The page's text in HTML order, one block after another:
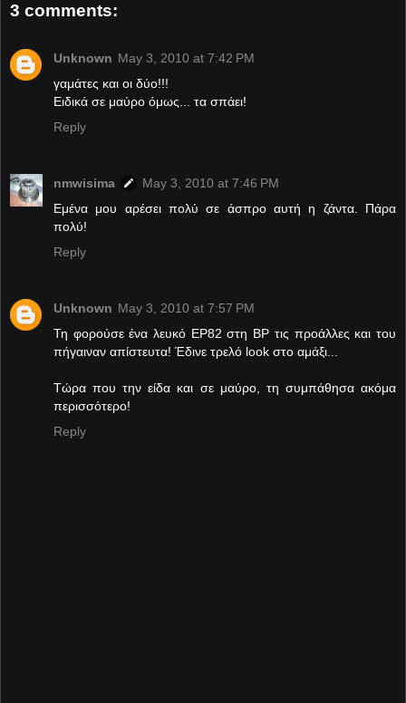
3 comments:
Unknown May 3, 2010 at 7:42 PM
γαμάτες και οι δύο!!!
Ειδικά σε μαύρο όμως... τα σπάει!
Reply
nmwisima
May 3, 2010 at 7:46 PM
Eμένα μου αρέσει πολύ σε άσπρο αυτή η ζάντα. Πάρα
πολύ!
Reply
Unknown May 3, 2010 at 7:57 PM
Τη φορούσε ένα λευκό EP82 στη BP τις προάλλες και του
πήγαιναν απίστευτα! Έδινε τρελό look στο αμάξι...
Τώρα που την είδα και σε μαύρο, τη συμπάθησα ακόμα
περισσότερο!
Reply